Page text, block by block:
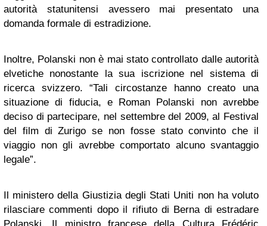
autorità statunitensi avessero mai presentato una
domanda formale di estradizione.
Inoltre, Polanski non è mai stato controllato dalle autorità
elvetiche nonostante la sua iscrizione nel sistema di
ricerca svizzero. “Tali circostanze hanno creato una
situazione di fiducia, e Roman Polanski non avrebbe
deciso di partecipare, nel settembre del 2009, al Festival
del film di Zurigo se non fosse stato convinto che il
viaggio non gli avrebbe comportato alcuno svantaggio
legale”.
Il ministero della Giustizia degli Stati Uniti non ha voluto
rilasciare commenti dopo il rifiuto di Berna di estradare